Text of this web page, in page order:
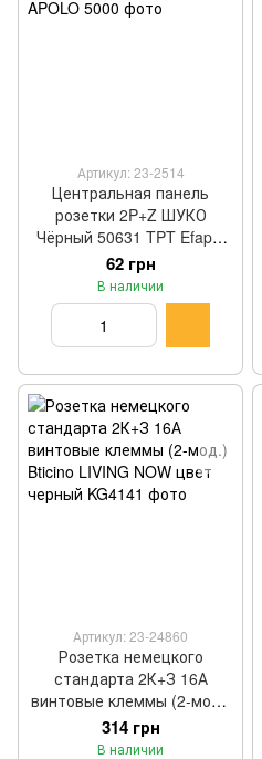
Артикул: 23-2514
Центральная панель
розетки 2P+Z ШУКО
Чёрный 50631 TPT Efapel
APOLO 5000
62 грн
В наличии
Артикул: 23-24860
Розетка немецкого
стандарта 2К+З 16А
винтовые клеммы (2-мод.)
Bticino LIVING NOW цвет
черный KG4141
314 грн
В наличии